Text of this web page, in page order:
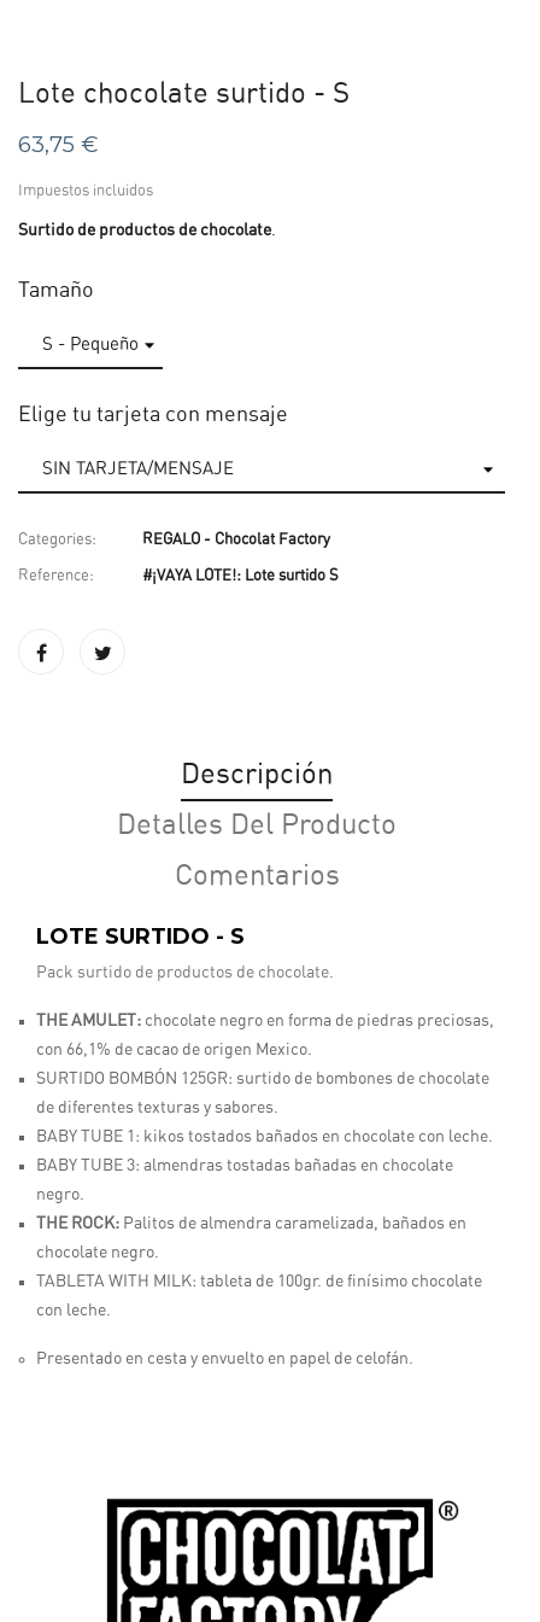
Lote chocolate surtido - S
63,75 €
Impuestos incluidos
Surtido de productos de chocolate.
Tamaño
Elige tu tarjeta con mensaje
Categories: REGALO - Chocolat Factory
Reference: #¡VAYA LOTE!: Lote surtido S
Descripción
Detalles Del Producto
Comentarios
LOTE SURTIDO - S
Pack surtido de productos de chocolate.
THE AMULET : chocolate negro en forma de piedras preciosas,
con 66,1% de cacao de origen Mexico.
SURTIDO BOMBÓN 125GR: surtido de bombones de chocolate
de diferentes texturas y sabores.
BABY TUBE 1: kikos tostados bañados en chocolate con leche.
BABY TUBE 3: almendras tostadas bañadas en chocolate
negro.
THE ROCK: Palitos de almendra caramelizada, bañados en
chocolate negro.
TABLETA WITH MILK: tableta de 100gr. de finísimo chocolate
con leche.
Presentado en cesta y envuelto en papel de celofán.